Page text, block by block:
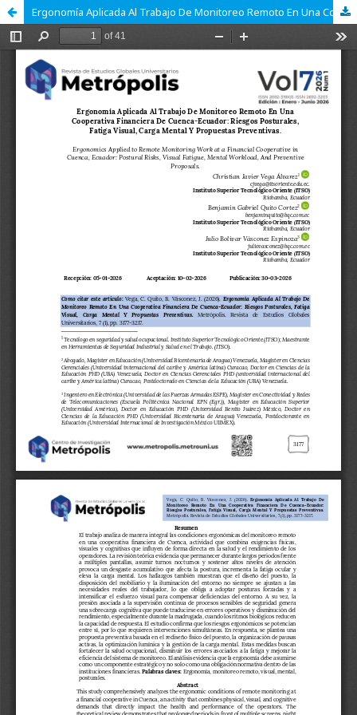
Ergonomía Aplicada Al Trabajo De Monitoreo Remoto En Una Cooperativa Financiera De Cuenca-Ecuador